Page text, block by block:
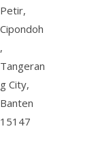
Petir,
Cipondoh
,
Tangeran
g City,
Banten
15147